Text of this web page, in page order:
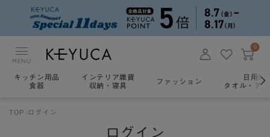
MENU
0
キッチン用品
食器
インテリア雑貨
収納・寝具
ファッション
日用雑
タオル・ア
TOP ログイン
ログイン